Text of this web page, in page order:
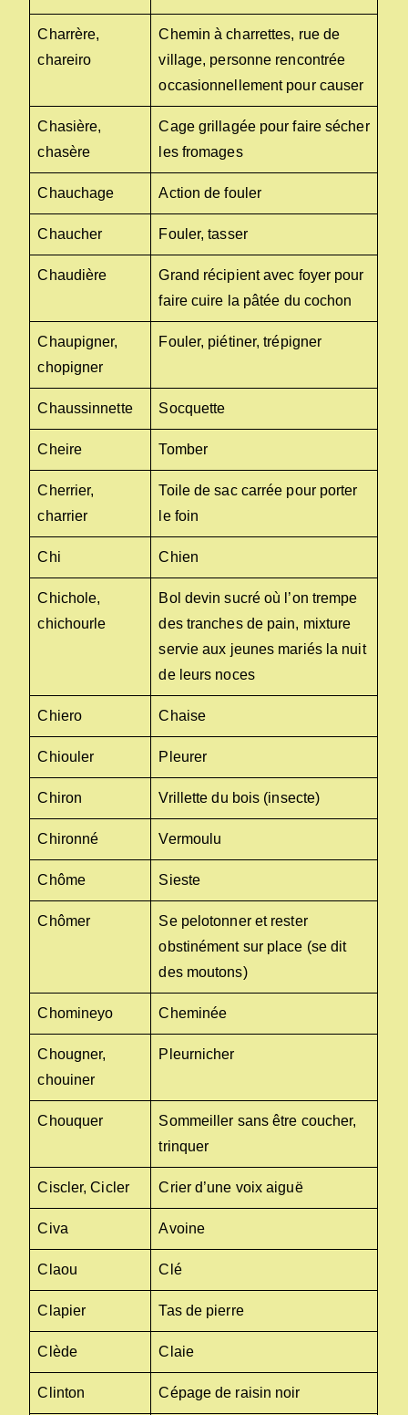
Charrère,
chareiro
Chemin à charrettes, rue de
village, personne rencontrée
occasionnellement pour causer
Chasière,
chasère
Cage grillagée pour faire sécher
les fromages
Chauchage Action de fouler
Chaucher Fouler, tasser
Chaudière
Grand récipient avec foyer pour
faire cuire la pâtée du cochon
Chaupigner,
chopigner
Fouler, piétiner, trépigner
Chaussinnette Socquette
Cheire Tomber
Cherrier,
charrier
Toile de sac carrée pour porter
le foin
Chi Chien
Chichole,
chichourle
Bol devin sucré où l’on trempe
des tranches de pain, mixture
servie aux jeunes mariés la nuit
de leurs noces
Chiero Chaise
Chiouler Pleurer
Chiron Vrillette du bois (insecte)
Chironné Vermoulu
Chôme Sieste
Chômer
Se pelotonner et rester
obstinément sur place (se dit
des moutons)
Chomineyo Cheminée
Chougner,
chouiner
Pleurnicher
Chouquer
Sommeiller sans être coucher,
trinquer
Ciscler, Cicler Crier d’une voix aiguë
Civa Avoine
Claou Clé
Clapier Tas de pierre
Clède Claie
Clinton Cépage de raisin noir